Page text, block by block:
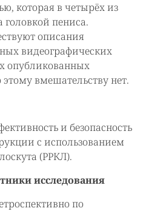
которая в четырёх из
головкой пениса.
описания
видеографических
опубликованных
вмешательству нет.
и безопасность
с использованием
(РРКЛ).
исследования
по